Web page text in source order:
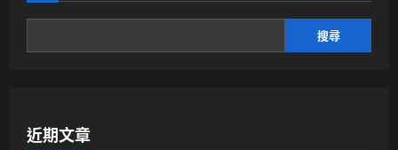
搜尋
近期文章